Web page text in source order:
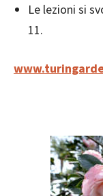
Le lezioni si
11.